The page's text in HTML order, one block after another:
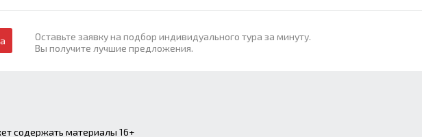
Оставьте заявку на подбор индивидуального тура за минуту.
Вы получите лучшие предложения.
содержать материалы 16+